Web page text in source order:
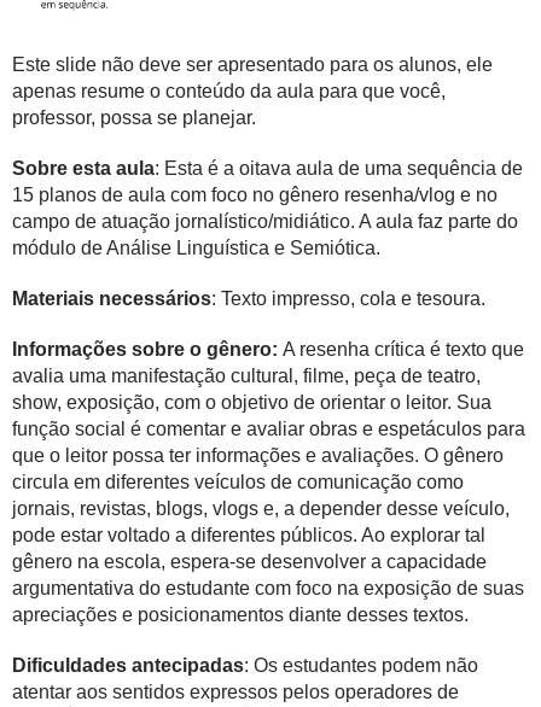
Este slide não deve ser apresentado para os alunos, ele
apenas resume o conteúdo da aula para que você,
professor, possa se planejar.
Sobre esta aula: Esta é a oitava aula de uma sequência de
15 planos de aula com foco no gênero resenha/vlog e no
campo de atuação jornalístico/midiático. A aula faz parte do
módulo de Análise Linguística e Semiótica.
Materiais necessários: Texto impresso, cola e tesoura.
Informações sobre o gênero: A resenha crítica é texto que
avalia uma manifestação cultural, filme, peça de teatro,
show, exposição, com o objetivo de orientar o leitor. Sua
função social é comentar e avaliar obras e espetáculos para
que o leitor possa ter informações e avaliações. O gênero
circula em diferentes veículos de comunicação como
jornais, revistas, blogs, vlogs e, a depender desse veículo,
pode estar voltado a diferentes públicos. Ao explorar tal
gênero na escola, espera-se desenvolver a capacidade
argumentativa do estudante com foco na exposição de suas
apreciações e posicionamentos diante desses textos.
Dificuldades antecipadas: Os estudantes podem não
atentar aos sentidos expressos pelos operadores de